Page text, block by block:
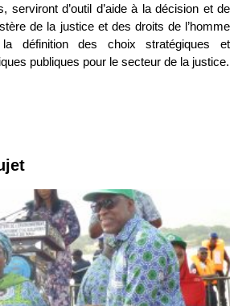
serviront d’outil d’aide à la décision et de
de la justice et des droits de l’homme
définition des choix stratégiques et
publiques pour le secteur de la justice.